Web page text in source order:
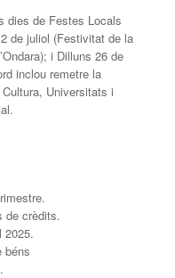
dies de Festes Locals
de juliol (Festivitat de la
i Dilluns 26 de
inclou remetre la
Universitats i
de crèdits.
2025.
béns